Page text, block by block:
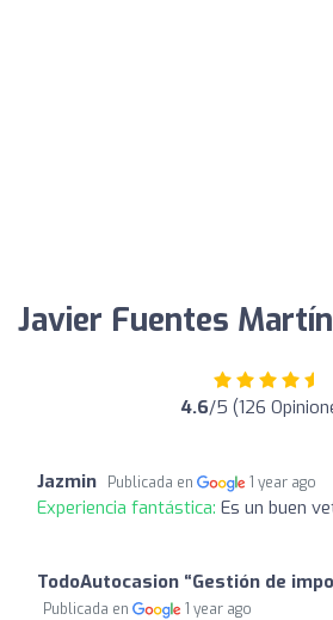
Javier Fuentes
4.6/5 (126
Jazmin Publicada en 1 year ago
Experiencia fantástica: Es un buen
TodoAutocasion “Gestión de
Publicada en 1 year ago